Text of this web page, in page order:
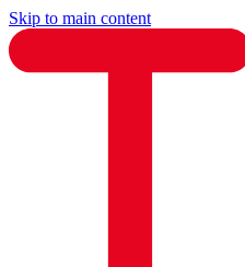
Skip to main content